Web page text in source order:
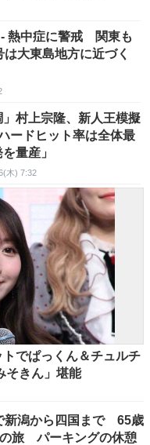
- 熱中症に警戒 関東も
大東島地方に近づく
」村上宗隆、新人王模擬
ードヒット率は全体最
量産」
木) 7:32
でぱっくん＆チュルチ
そきん」堪能
新潟から四国まで 65歳
旅 パーキングの休憩